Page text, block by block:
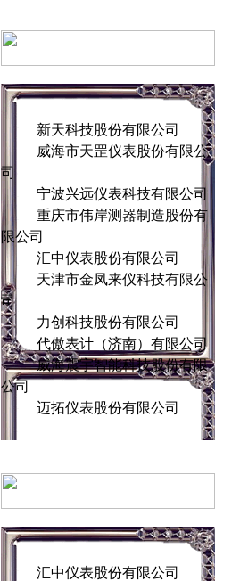
新天科技股份有限公司
威海市天罡仪表股份有限公
司
宁波兴远仪表科技有限公司
重庆市伟岸测器制造股份有
限公司
汇中仪表股份有限公司
天津市金凤来仪科技有限公
司
力创科技股份有限公司
代傲表计（济南）有限公司
威海震宇智能科技股份有限
公司
迈拓仪表股份有限公司
汇中仪表股份有限公司